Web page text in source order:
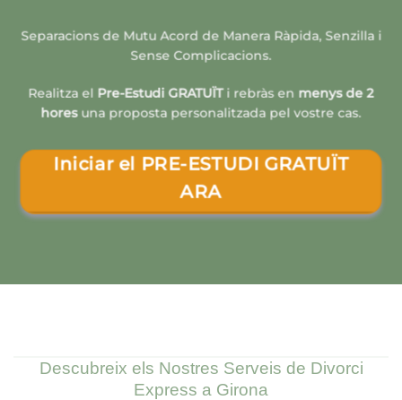
Separacions de Mutu Acord de Manera Ràpida, Senzilla i
Sense Complicacions.
Realitza el Pre-Estudi GRATUÏTi rebràs en menys de 2
horesuna proposta personalitzada pel vostre cas.
Iniciar el PRE-ESTUDI GRATUÏT
ARA
Descubreix els Nostres Serveis de Divorci
Express a Girona